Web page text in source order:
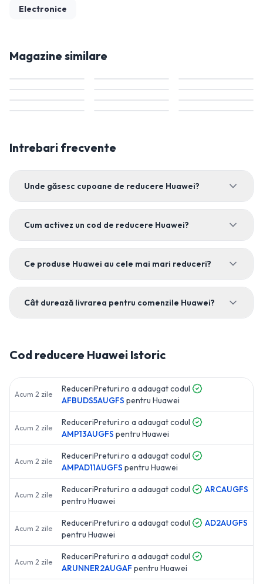
Electronice
Magazine similare
Intrebari frecvente
Unde găsesc cupoane de reducere Huawei?
Cum activez un cod de reducere Huawei?
Ce produse Huawei au cele mai mari reduceri?
Cât durează livrarea pentru comenzile Huawei?
Cod reducere Huawei Istoric
Acum 2 zile
ReduceriPreturi.ro a adaugat codul
AFBUDS5AUGFS pentru Huawei
Acum 2 zile
ReduceriPreturi.ro a adaugat codul
AMP13AUGFS pentru Huawei
Acum 2 zile
ReduceriPreturi.ro a adaugat codul
AMPAD11AUGFS pentru Huawei
Acum 2 zile
ReduceriPreturi.ro a adaugat codul
ARCAUGFS
pentru Huawei
Acum 2 zile
ReduceriPreturi.ro a adaugat codul
AD2AUGFS
pentru Huawei
Acum 2 zile
ReduceriPreturi.ro a adaugat codul
ARUNNER2AUGAF pentru Huawei